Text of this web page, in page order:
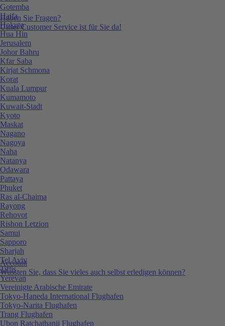
Haben Sie Fragen?
Unser Customer Service ist für Sie da!
Account
Wussten Sie, dass Sie vieles auch selbst erledigen können?
Gotemba
Haifa
Hokuto
Hua Hin
Jerusalem
Johor Bahru
Kfar Saba
Kirjat Schmona
Korat
Kuala Lumpur
Kumamoto
Kuwait-Stadt
Kyoto
Maskat
Nagano
Nagoya
Naha
Natanya
Odawara
Pattaya
Phuket
Ras al-Chaima
Rayong
Rehovot
Rishon Letzion
Samui
Sapporo
Sharjah
Tel Aviv
Tiflis
Yerevan
Vereinigte Arabische Emirate
Tokyo-Haneda International Flughafen
Tokyo-Narita Flughafen
Trang Flughafen
Ubon Ratchathanii Flughafen